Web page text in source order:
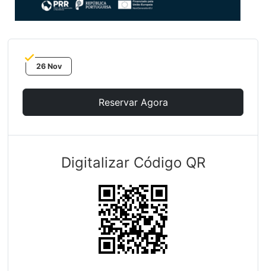
26 Nov
Reservar Agora
Digitalizar Código QR